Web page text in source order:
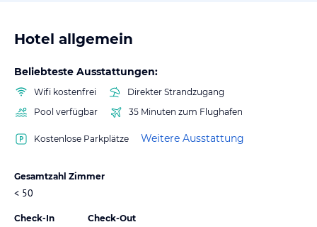
Hotel allgemein
Beliebteste Ausstattungen:
Wifi kostenfrei
Direkter Strandzugang
Pool verfügbar
35 Minuten zum Flughafen
Kostenlose Parkplätze Weitere Ausstattung
Gesamtzahl Zimmer
< 50
Check-In Check-Out